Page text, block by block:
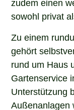
zudem einen
sowohl privat
Zu einem
gehört
rund um Haus
Gartenservice
Unterstützung
Außenanlagen